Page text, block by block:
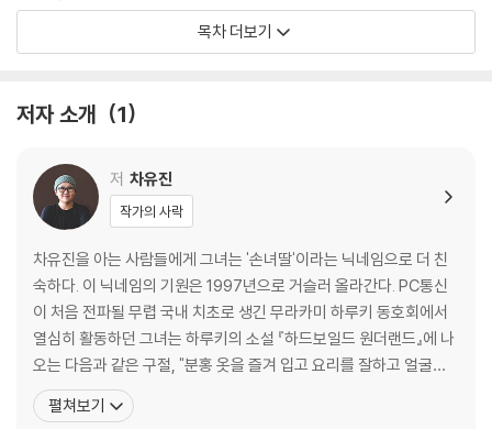
부드럽게 반들거리는, 촉촉한 기름기의 섹시함
김연수, 『꾿빠이, 이상』
난쟁이, 벤야민 그리고 달걀
빌헬름 하우프, 「매부리코 난쟁이」 | 발터 벤야민, 『발터 벤야민의 문예이
론』
아주 아주 까마득한 시절의 식탁
토마스 불빈치, 『그리스 로마 신화』
권태라는 이름의 부드러움
목차 더보기
저자 소개 1
저 차유진
작가의 사락
차유진을 아는 사람들에게 그녀는 '손녀딸'이라는 닉네임으로 더 친
숙하다. 이 닉네임의 기원은 1997년으로 거슬러 올라간다. PC통신
이 처음 전파될 무렵 국내 치초로 생긴 무라카미 하루키 동호회에서
열심히 활동하던 그녀는 하루키의 소설 『하드보일드 원더랜드』에 나
오는 다음과 같은 구절, "분홍 옷을 즐겨 입고 요리를 잘하고 얼굴이
예쁘고 영리한 뚱뚱한 손녀딸"에서 자신의 닉네임을 따왔다. 경원대
학교 섬유미술과를 졸업하고, 딴지일보 음악 홍보 및 공연기획, 재즈
펼쳐보기